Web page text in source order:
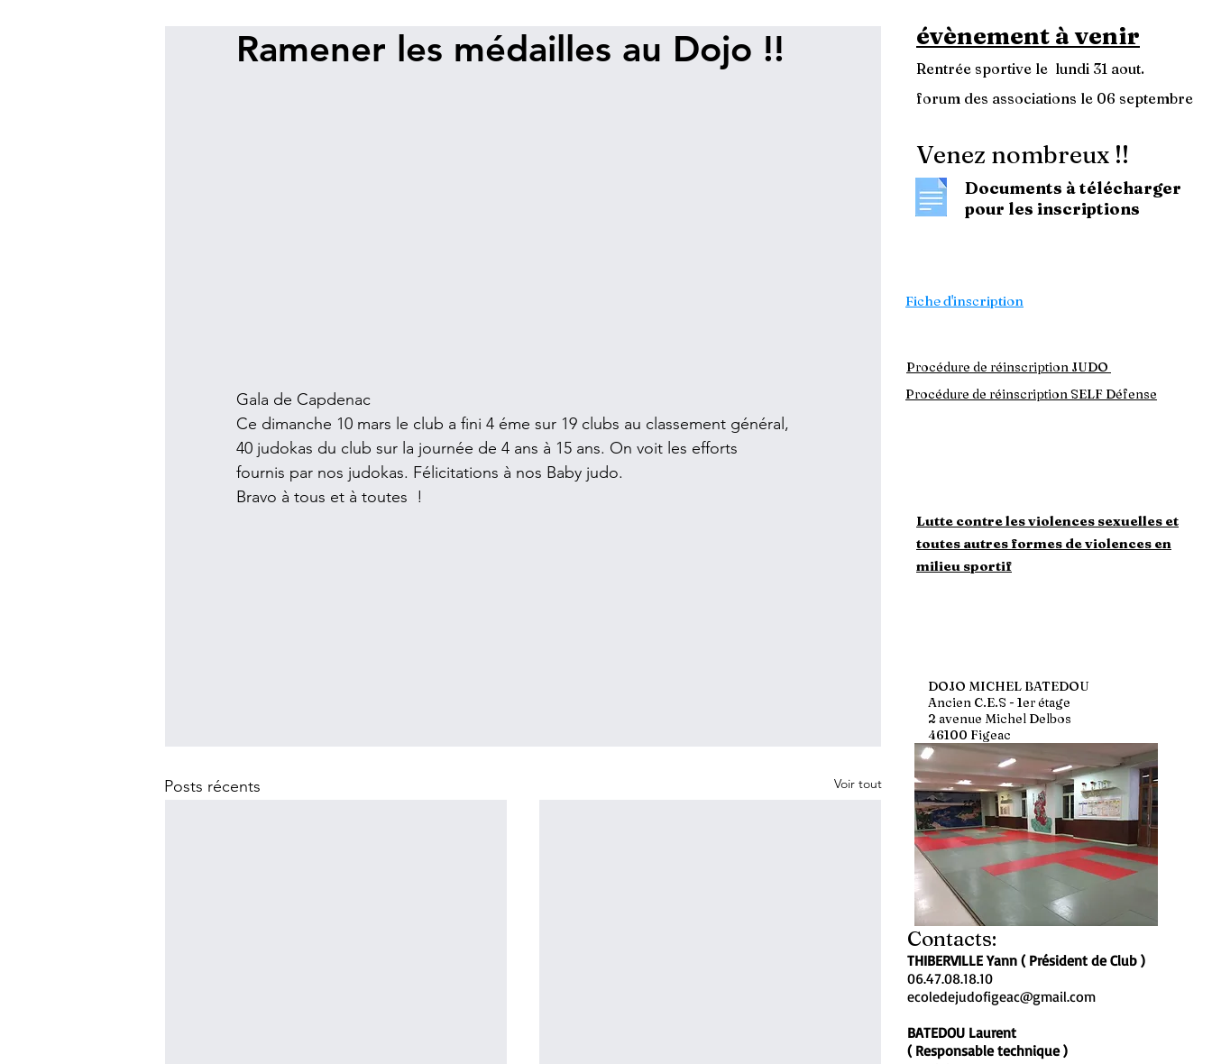
Ramener les médailles au Dojo !!
Gala de Capdenac
Ce dimanche 10 mars le club a fini 4 éme sur 19 clubs au classement général,
40 judokas du club sur la journée de 4 ans à 15 ans. On voit les efforts
fournis par nos judokas. Félicitations à nos Baby judo.
Bravo à tous et à toutes  !
Posts récents Voir tout
DOJO MICHEL BATEDOU
Ancien C.E.S - 1er étage
2 avenue Michel Delbos
46100 Figeac
Contacts:
THIBERVILLE Yann ( Président de Club )
06.47.08.18.10
ecoledejudofigeac@gmail.com
BATEDOU Laurent
( Responsable technique )
Documents à télécharger
pour les inscriptions
Fiche d'inscription
Procédure de réinscription JUDO
Procédure de réinscription SELF Défense
Lutte contre les violences sexuelles et
toutes autres formes de violences en
milieu sportif
évènement à venir
Rentrée sportive le lundi 31 aout.
forum des associations le 06 septembre
Venez nombreux !!